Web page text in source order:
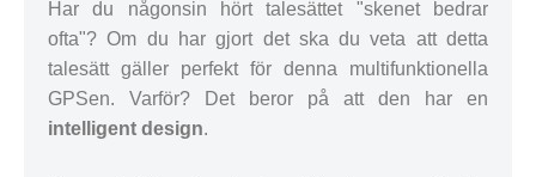
Har du någonsin hört talesättet "skenet bedrar
ofta"? Om du har gjort det ska du veta att detta
talesätt gäller perfekt för denna multifunktionella
GPSen. Varför? Det beror på att den har en
intelligent design.